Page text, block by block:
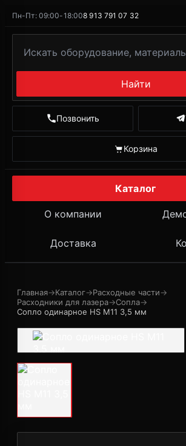
Пн-Пт: 09:00-18:008 913 791 07 32
Найти
Позвонить
Корзина
Каталог
О компании
Доставка
Главная→Каталог→Расходные части→
Расходники для лазера→Сопла→
Сопло одинарное HS M11 3,5 мм